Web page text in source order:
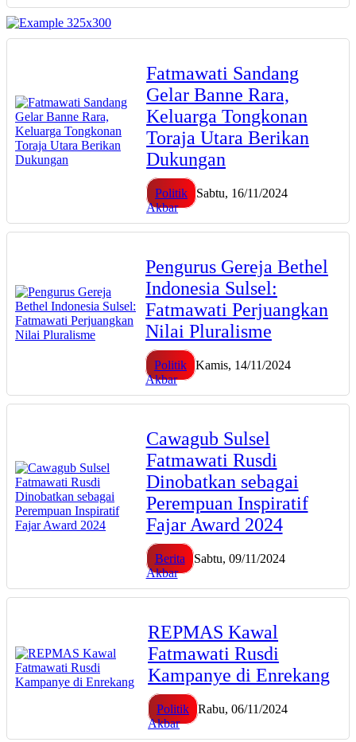
Fatmawati Sandang
Gelar Banne Rara,
Keluarga Tongkonan
Toraja Utara Berikan
Dukungan
Politik
Sabtu, 16/11/2024
Akbar
Pengurus Gereja Bethel
Indonesia Sulsel:
Fatmawati Perjuangkan
Nilai Pluralisme
Politik
Kamis, 14/11/2024
Akbar
Cawagub Sulsel
Fatmawati Rusdi
Dinobatkan sebagai
Perempuan Inspiratif
Fajar Award 2024
Berita
Sabtu, 09/11/2024
Akbar
REPMAS Kawal
Fatmawati Rusdi
Kampanye di Enrekang
Politik
Rabu, 06/11/2024
Akbar